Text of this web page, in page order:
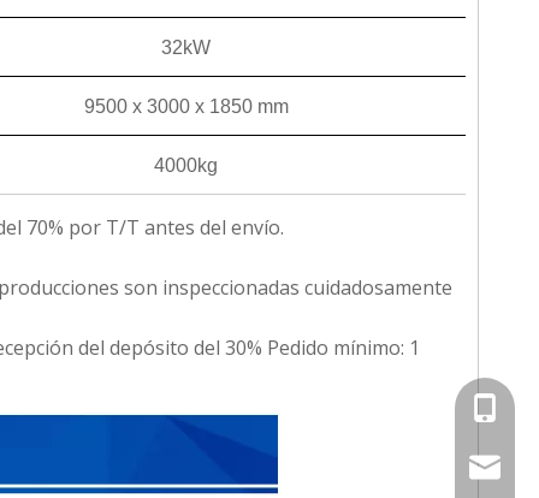
32kW
9500 x 3000 x 1850 mm
4000kg
70% por T/T antes del envío.
son inspeccionadas cuidadosamente
del depósito del 30% Pedido mínimo: 1
0086-
0086-